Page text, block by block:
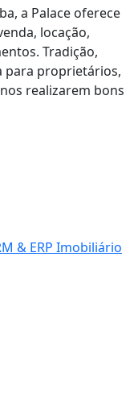
a Palace oferece
locação,
Tradição,
para proprietários,
realizarem bons
& ERP Imobiliário